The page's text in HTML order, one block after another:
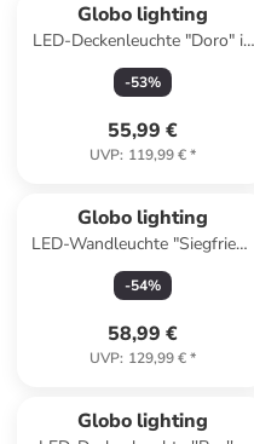
Globo lighting
LED-Deckenleuchte "Doro" in
Hellbraun/ Grau - (B)80 x
(H)20 x (T)6,5 cm
-53%
55,99 €
UVP: 119,99 €*
Globo lighting
LED-Wandleuchte "Siegfried"
in Hellbraun - (B)29,5 x (H)8
cm
-54%
58,99 €
UVP: 129,99 €*
Globo lighting